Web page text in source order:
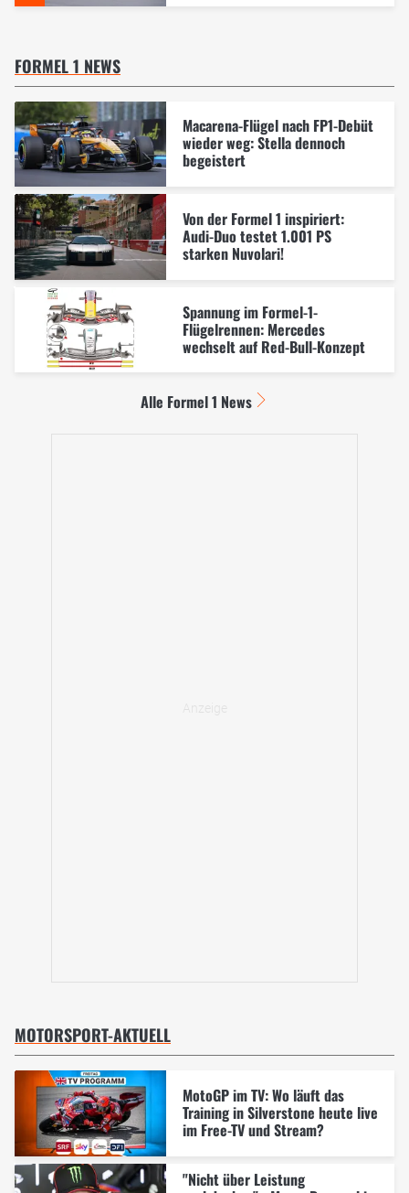
FORMEL 1 NEWS
Macarena-Flügel nach FP1-Debüt
wieder weg: Stella dennoch
begeistert
Von der Formel 1 inspiriert:
Audi-Duo testet 1.001 PS
starken Nuvolari!
Spannung im Formel-1-
Flügelrennen: Mercedes
wechselt auf Red-Bull-Konzept
Alle Formel 1 News
MOTORSPORT-AKTUELL
MotoGP im TV: Wo läuft das
Training in Silverstone heute live
im Free-TV und Stream?
"Nicht über Leistung